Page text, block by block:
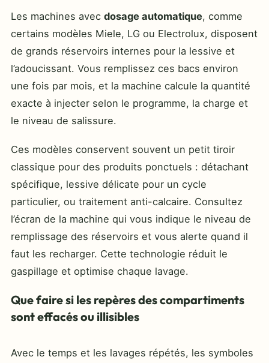
Les machines avec dosage automatique, comme
certains modèles Miele, LG ou Electrolux, disposent
de grands réservoirs internes pour la lessive et
l’adoucissant. Vous remplissez ces bacs environ
une fois par mois, et la machine calcule la quantité
exacte à injecter selon le programme, la charge et
le niveau de salissure.
Ces modèles conservent souvent un petit tiroir
classique pour des produits ponctuels : détachant
spécifique, lessive délicate pour un cycle
particulier, ou traitement anti-calcaire. Consultez
l’écran de la machine qui vous indique le niveau de
remplissage des réservoirs et vous alerte quand il
faut les recharger. Cette technologie réduit le
gaspillage et optimise chaque lavage.
Que faire si les repères des compartiments
sont effacés ou illisibles
Avec le temps et les lavages répétés, les symboles